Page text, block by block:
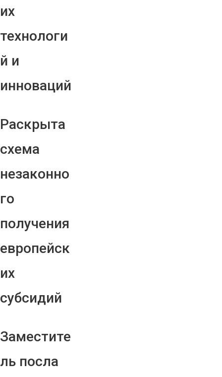
их
технологи
й и
инноваций
Раскрыта
схема
незаконно
го
получения
европейск
их
субсидий
Заместите
ль посла